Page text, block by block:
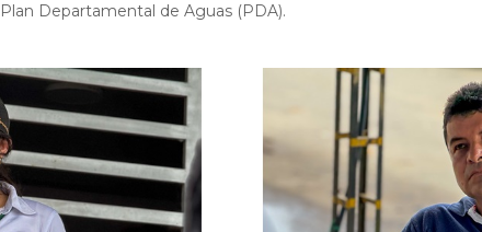
Departamental de Aguas (PDA).